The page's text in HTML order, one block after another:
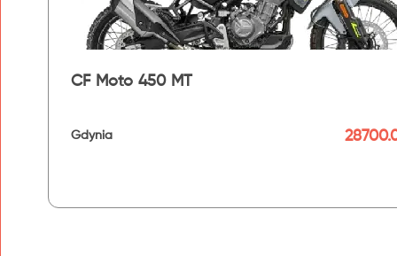
CF Moto 450 MT
Gdynia